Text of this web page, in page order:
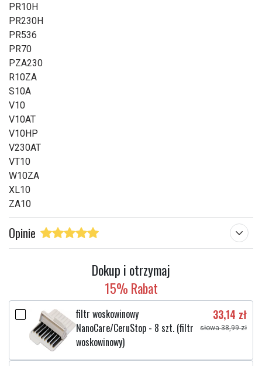
PR10H
PR230H
PR536
PR70
PZA230
R10ZA
S10A
V10
V10AT
V10HP
V230AT
VT10
W10ZA
XL10
ZA10
Opinie
Dokup i otrzymaj
15% Rabat
filtr woskowinowy
NanoCare/CeruStop - 8 szt. (filtr
woskowinowy)
33,14 zł
słowa 38,99 zł